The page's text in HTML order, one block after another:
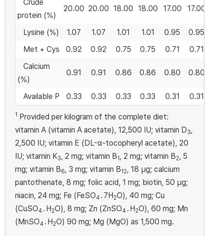
Crude
protein (%)
20.00 20.00 18.00 18.00 17.00 17.00
Lysine (%) 1.07 1.07 1.01 1.01 0.95
0.95
Met + Cys
0.92 0.92 0.75 0.75 0.71
0.71
Calcium
(%)
0.91 0.91 0.86 0.86 0.80 0.80
Available P 0.33 0.33 0.33 0.33 0.31 0.31
1 Provided per kilogram of the complete diet:
vitamin A (vitamin A acetate), 12,500 IU; vitamin D3,
2,500 IU; vitamin E (DL-α-tocopheryl acetate), 20
IU; vitamin K3, 2 mg; vitamin B1 , 2 mg; vitamin B2, 5
mg; vitamin B6, 3 mg; vitamin B12, 18 µg; calcium
pantothenate, 8 mg; folic acid, 1 mg; biotin, 50 µg;
niacin, 24 mg; Fe (FeSO4 ․7H2O), 40 mg; Cu
(CuSO4 ․H2O), 8 mg; Zn (ZnSO4 ․H2O), 60 mg; Mn
(MnSO4 ․H2O) 90 mg; Mg (MgO) as 1,500 mg.